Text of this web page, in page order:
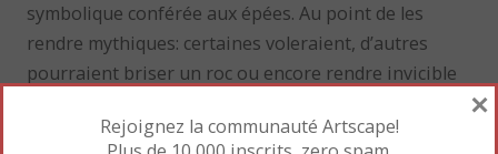
symbolique conférée aux épées. Au point de les
rendre mythiques: certaines voleraient, d’autres
pourraient briser un roc ou encore rendre invicible
Rejoignez la communauté Artscape!
×